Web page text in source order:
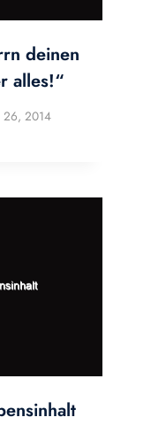
deinen
alles!“
26, 2014